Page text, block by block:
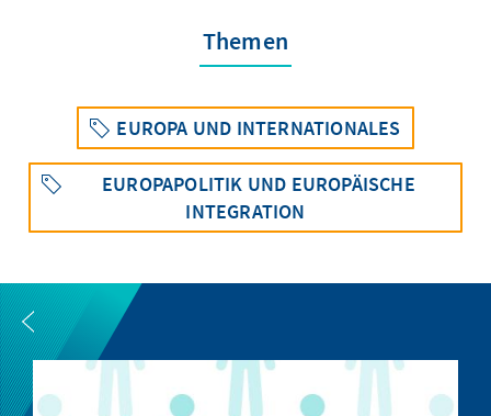
Themen
EUROPA UND INTERNATIONALES
EUROPAPOLITIK UND EUROPÄISCHE
INTEGRATION